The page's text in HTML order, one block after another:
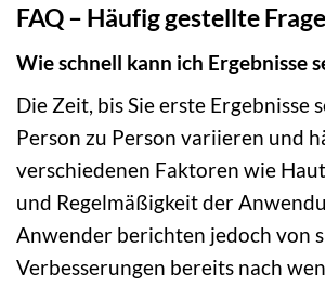
FAQ – Häufig gestellte
Wie schnell kann ich Ergebnisse
Die Zeit, bis Sie erste Ergebnisse
Person zu Person variieren und
verschiedenen Faktoren wie
und Regelmäßigkeit der
Anwender berichten jedoch von
Verbesserungen bereits nach